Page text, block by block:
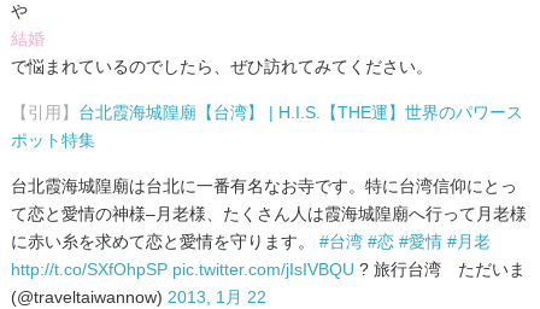
や
結婚
で悩まれているのでしたら、ぜひ訪れてみてください。
【引用】 台北霞海城隍廟【台湾】 | H.I.S.【THE運】世界のパワース
ポット特集
台北霞海城隍廟は台北に一番有名なお寺です。特に台湾信仰にとっ
て恋と愛情の神様–月老様、たくさん人は霞海城隍廟へ行って月老様
に赤い糸を求めて恋と愛情を守ります。 #台湾 #恋 #愛情 #月老
http://t.co/SXfOhpSP pic.twitter.com/jIsIVBQU ? 旅行台湾 ただいま
(@traveltaiwannow) 2013, 1月 22